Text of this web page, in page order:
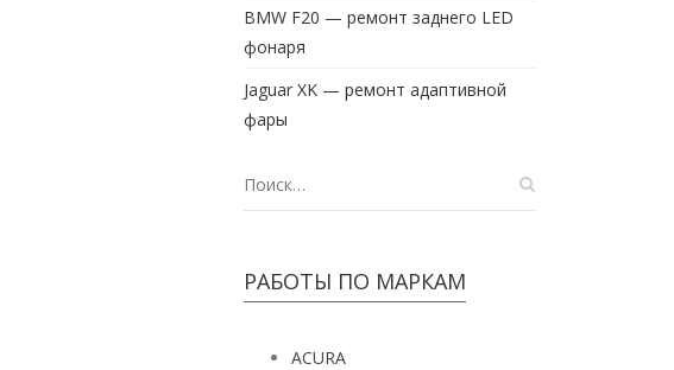
BMW F20 — ремонт заднего LED
фонаря
Jaguar XK — ремонт адаптивной
фары
РАБОТЫ ПО МАРКАМ
ACURA